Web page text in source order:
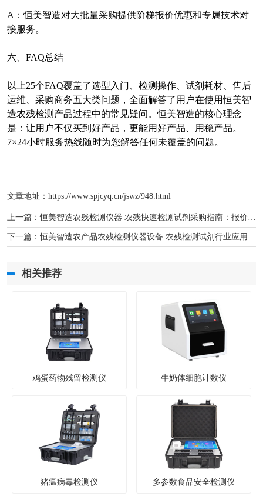
A ：恒美智造对大批量采购提供阶梯报价优惠和专属技术对
接服务。
六、 FAQ总结
以上25个FAQ覆盖了选型入门、检测操作、试剂耗材、售后
运维、采购商务五大类问题，全面解答了用户在使用恒美智
造农残检测产品过程中的常见疑问。恒美智造的核心理念
是：让用户不仅买到好产品，更能用好产品、用稳产品。
7×24小时服务热线随时为您解答任何未覆盖的问题。
文章地址： https://www.spjcyq.cn/jswz/948.html
上一篇：恒美智造农残检测仪器 农残快速检测试剂采购指南：报价、交付与招标解析
下一篇：恒美智造农产品农残检测仪器设备 农残检测试剂行业应用白皮书：多行业场景适配与实践
相关推荐
鸡蛋药物残留检测仪 牛奶体细胞计数仪
猪瘟病毒检测仪 多参数食品安全检测仪